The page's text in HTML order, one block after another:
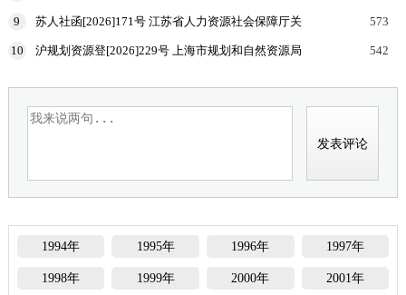
规定申报
9
苏人社函[2026]171号 江苏省人力资源社会保障厅关
573
10
沪规划资源登[2026]229号 上海市规划和自然资源局
置
542
1994年 1995年 1996年 1997年
1998年 1999年 2000年 2001年